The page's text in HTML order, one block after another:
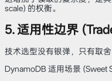
scale) 的权衡。
5. 适用性边界
技术选型没有银弹，只有取舍
DynamoDB 适用场景 (Sweet